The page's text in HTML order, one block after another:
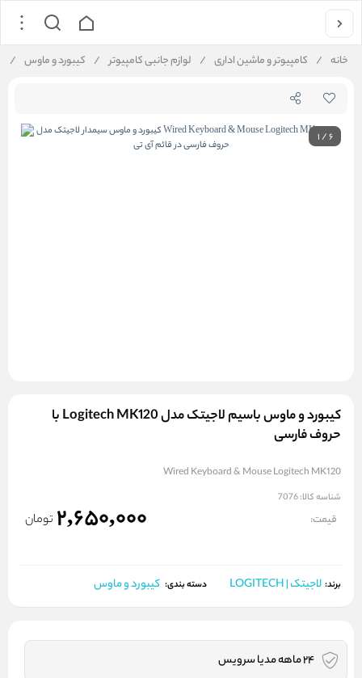
خانه / کامپیوتر و ماشین اداری / لوازم جانبی کامپیوتر / کیبورد و ماوس /
1/6
کیبورد و ماوس باسیم لاجیتک مدل Logitech MK120 با
حروف فارسی
Wired Keyboard & Mouse Logitech MK120
شناسه کالا:7076
قیمت: 2,650,000 تومان
برند: لاجیتک | LOGITECH دسته بندی: کیبورد و ماوس